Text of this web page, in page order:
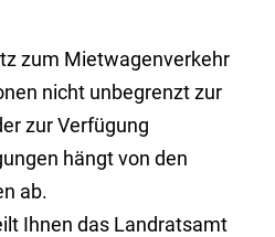
zum Mietwagenverkehr
nicht unbegrenzt zur
zur Verfügung
hängt von den
ab.
Ihnen das Landratsamt